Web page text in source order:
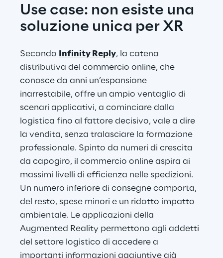
Use case: non esiste una
soluzione unica per XR
Secondo Infinity Reply, la catena
distributiva del commercio online, che
conosce da anni un’espansione
inarrestabile, offre un ampio ventaglio di
scenari applicativi, a cominciare dalla
logistica fino al fattore decisivo, vale a dire
la vendita, senza tralasciare la formazione
professionale. Spinto da numeri di crescita
da capogiro, il commercio online aspira ai
massimi livelli di efficienza nelle spedizioni.
Un numero inferiore di consegne comporta,
del resto, spese minori e un ridotto impatto
ambientale. Le applicazioni della
Augmented Reality permettono agli addetti
del settore logistico di accedere a
importanti informazioni aggiuntive già